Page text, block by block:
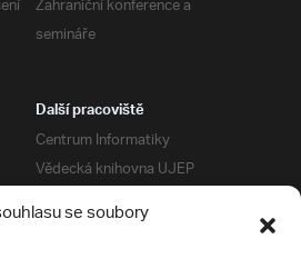
se soubory
semináře
Další pracoviště
Centrum Informatiky
Vědecká knihovna UJEP
Správa kolejí a menz
Univerzitní centrum podpory